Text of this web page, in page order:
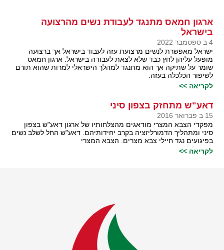
ארגון חמאס מתנגד לעבודת נשים מהרצועה
בישראל
4 ב ספטמבר 2022
ישראל מאפשרת לנשים מרצועת עזה לעבוד בישראל אך ברצועה
מופעל עליהן לחץ כבד שלא לצאת לעבודה בישראל. ארגון חמאס
שומר על שתיקה אך הוא מתנגד למהלך הישראלי למרות שהוא תורם
לשיפור הכלכלה בעזה.
לקריאה >>
דאע"ש מתחזק בצפון סיני
15 ב פברואר 2016
מפקדי הצבא המצרי מודאגים מהצלחותיו של ארגון דאע"ש בצפון
סיני ומתהליך הדמורליזציה בקרב יחידותיהם. דאע"ש החל לשלב נשים
בפיגועים נגד חיילי צבא מצרים. הצבא המצרי
לקריאה >>